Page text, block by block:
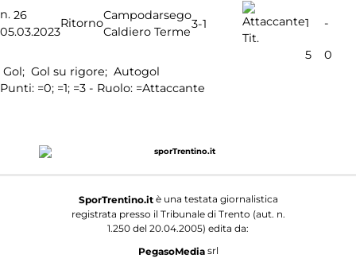
n. 26
05.03.2023
Ritorno
Campodarsego
Caldiero Terme
3-1
Tit.
1 -
5
0
Gol; Gol su rigore; Autogol
Punti: =0; =1; =3 - Ruolo: =Attaccante
SporTrentino.itè una testata giornalistica
registrata presso il Tribunale di Trento (aut. n.
1.250 del 20.04.2005) edita da:
PegasoMediasrl